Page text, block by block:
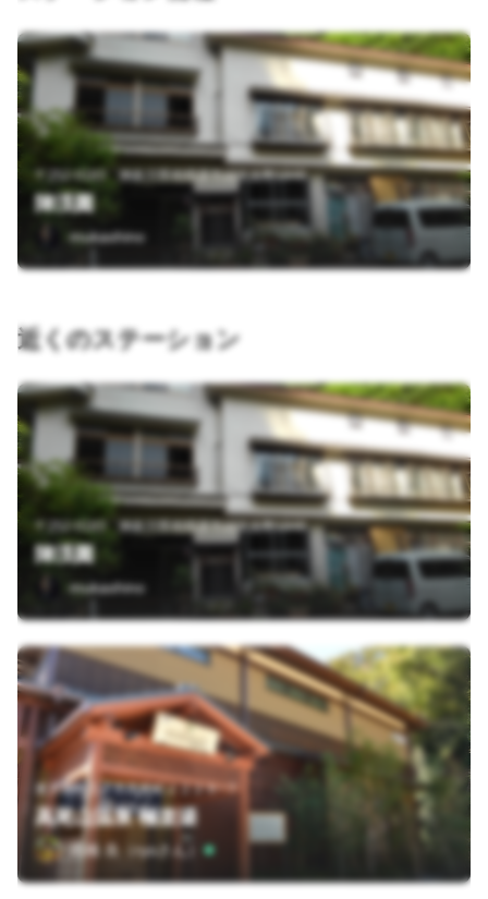
〒252-0183 神奈川県相模原市緑区吉野1848
陣渓園
mukashino
近くのステーション
〒252-0183 神奈川県相模原市緑区吉野1848
陣渓園
mukashino
東京都八王子市高尾町２２２９−７
高尾山温泉 極楽湯
高橋 良（ryoさん）